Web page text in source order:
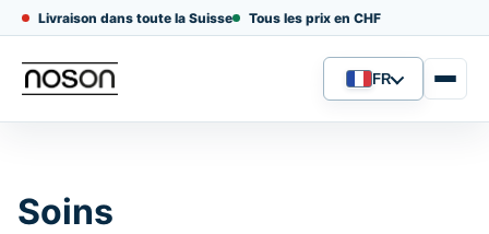
Livraison dans toute la Suisse Tous les prix en CHF
Langue
FR
Soins